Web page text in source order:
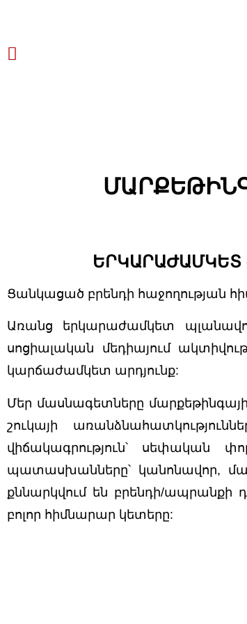
ԵՐԿԱՐԱԺԱՄԿԵՏ
Ցանկացած բրենդի հաջողության
Առանց երկարաժամկետ
սոցիալական մեդիայում
կարճաժամկետ արդյունք:
Մեր մասնագետները
շուկայի
վիճակագրություն՝ սեփական
պատասխանները՝ կանոնավոր,
քննարկվում են բրենդի/ապրանքի
բոլոր հիմնարար կետերը: